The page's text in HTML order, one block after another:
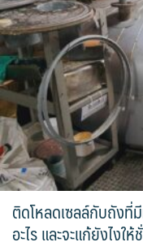
ติดโหลดเซลล์กับถังที่
อะไร และจะแก้ยังไงใ